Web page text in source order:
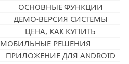
ОСНОВНЫЕ ФУНКЦИИ
ДЕМО-ВЕРСИЯ СИСТЕМЫ
ЦЕНА, КАК КУПИТЬ
МОБИЛЬНЫЕ РЕШЕНИЯ
ПРИЛОЖЕНИЕ ДЛЯ ANDROID